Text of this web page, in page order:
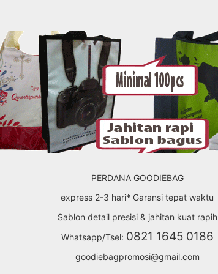
PERDANA GOODIEBAG
express 2-3 hari* Garansi tepat waktu
Sablon detail presisi & jahitan kuat rapih
Whatsapp/Tsel: 0821 1645 0186
goodiebagpromosi@gmail.com